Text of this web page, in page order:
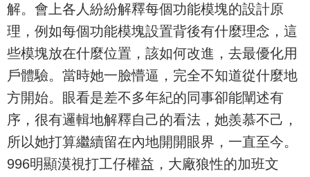
解。會上各人紛紛解釋每個功能模塊的設計原
理，例如每個功能模塊設置背後有什麼理念，這
些模塊放在什麼位置，該如何改進，去最優化用
戶體驗。當時她一臉懵逼，完全不知道從什麼地
方開始。眼看是差不多年紀的同事卻能闡述有
序，很有邏輯地解釋自己的看法，她羨慕不己，
所以她打算繼續留在內地開開眼界，一直至今。
996明顯漠視打工仔權益，大廠狼性的加班文